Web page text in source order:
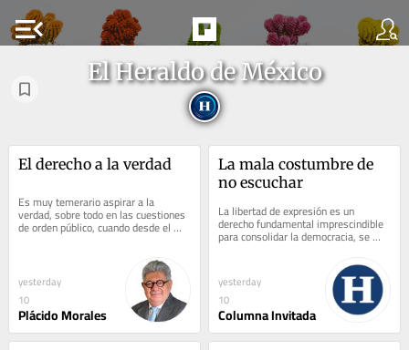
menu_open
El Heraldo de México
El derecho a la verdad
Es muy temerario aspirar a la
verdad, sobre todo en las cuestiones
de orden público, cuando desde el
poder político se ha mentido a veces
yesterday
10
Plácido Morales
La mala costumbre de
no escuchar
La libertad de expresión es un
derecho fundamental imprescindible
para consolidar la democracia, se
trata de la posibilidad real y material
yesterday
10
Columna Invitada